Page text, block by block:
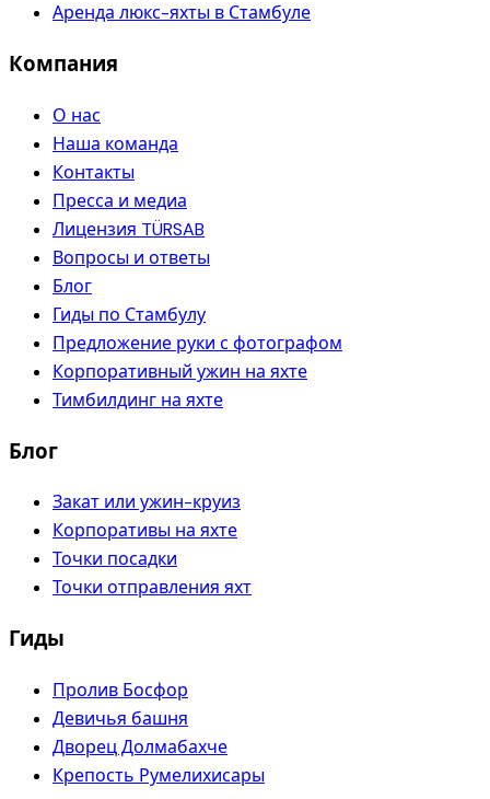
Аренда люкс-яхты в Стамбуле
Компания
О нас
Наша команда
Контакты
Пресса и медиа
Лицензия TÜRSAB
Вопросы и ответы
Блог
Гиды по Стамбулу
Предложение руки с фотографом
Корпоративный ужин на яхте
Тимбилдинг на яхте
Блог
Закат или ужин-круиз
Корпоративы на яхте
Точки посадки
Точки отправления яхт
Гиды
Пролив Босфор
Девичья башня
Дворец Долмабахче
Крепость Румелихисары